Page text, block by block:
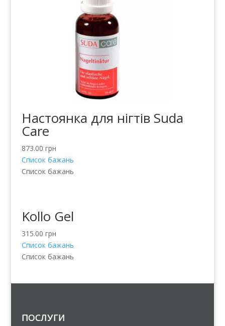
Настоянка для нігтів Suda
Care
873.00 грн
Список бажань
Список бажань
Kollo Gel
315.00 грн
Список бажань
Список бажань
ПОСЛУГИ